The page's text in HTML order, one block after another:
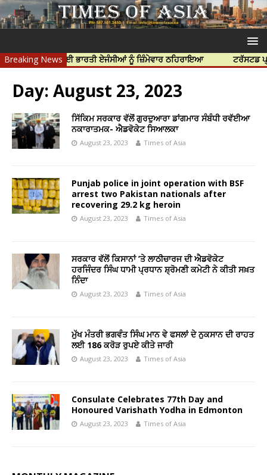
Breaking News
ਹੱਤਿਆ ਲਈ ਭਾਰਤੀ ਏਜੰਸੀਆਂ ਨੂੰ ਜ਼ਿੰਮੇਵਾਰ ਠਹਿਰਾਇਆ ਟਰੱਸਟਡ ਪ੍ਰੋਫੈਸ਼ਨਲ
Day: August 23, 2023
ਸਿੱਕਿਮ ਸਰਕਾਰ ਵੱਲੋਂ ਗੁਰਦੁਆਰਾ ਡਾਂਗਮਾਰ ਸੰਬੰਧੀ ਰਵੱਈਆ
ਨਕਾਰਾਤਮਕ- ਐਡਵੋਕੇਟ ਸਿਆਲਕਾ
August 23, 2023 Times of Asia
Punjab police in joint operation with BSF
arrest two Pakistan nationals after
recovering 29.2 kg heroin
August 23, 2023 Times of Asia
ਸਰਕਾਰ ਵੱਲੋਂ ਕਿਸਾਨਾਂ ’ਤੇ ਲਾਠੀਚਾਰਜ ਦੀ ਐਡਵੋਕੇਟ
ਹਰਜਿੰਦਰ ਸਿੰਘ ਧਾਮੀ ਪ੍ਰਧਾਨ ਸ਼੍ਰੋਮਣੀ ਕਮੇਟੀ ਨੇ ਕੀਤੀ ਸਖ਼ਤ
ਨਿੰਦਾ
August 23, 2023 Times of Asia
ਮੁੱਖ ਮੰਤਰੀ ਭਗਵੰਤ ਸਿੰਘ ਮਾਨ ਵੇ ਫਸਲਾਂ ਦੇ ਨੁਕਸਾਨ ਦੀ ਰਾਹਤ
ਲਈ 186 ਕਰੋੜ ਰੁਪਏ ਕੀਤੇ ਜਾਰੀ
August 23, 2023 Times of Asia
Consulate Celebrates 77th Day and
Honoured Varishath Yodha in Edmonton
August 23, 2023 Times of Asia